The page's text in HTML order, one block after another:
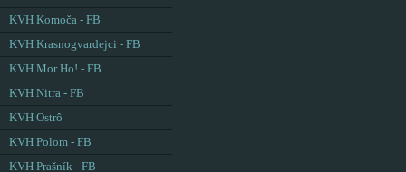
KVH Komoča - FB
KVH Krasnogvardejci - FB
KVH Mor Ho! - FB
KVH Nitra - FB
KVH Ostrô
KVH Polom - FB
KVH Prašník - FB